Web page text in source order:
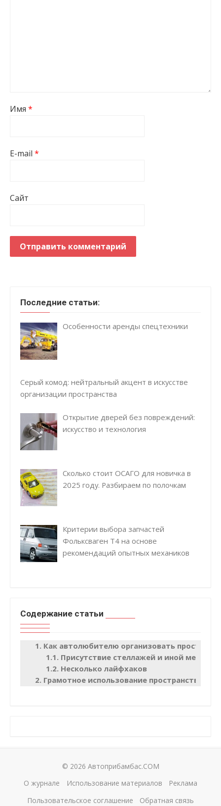
Имя *
E-mail *
Сайт
Последние статьи:
Особенности аренды спецтехники
Серый комод: нейтральный акцент в искусстве
организации пространства
Открытие дверей без повреждений:
искусство и технология
Сколько стоит ОСАГО для новичка в
2025 году. Разбираем по полочкам
Критерии выбора запчастей
Фольксваген Т4 на основе
рекомендаций опытных механиков
Содержание статьи
Как автолюбителю организовать
Присутствие стеллажей и иной мебели
Несколько лайфхаков
Грамотное использование пространства
© 2026 Автоприбамбас.COM
О журнале
Использование материалов
Реклама
Пользовательское соглашение
Обратная связь